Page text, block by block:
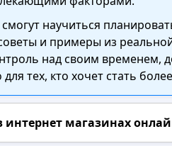
научиться
и примеры из
над своим временем,
тех, кто хочет стать
магазинах